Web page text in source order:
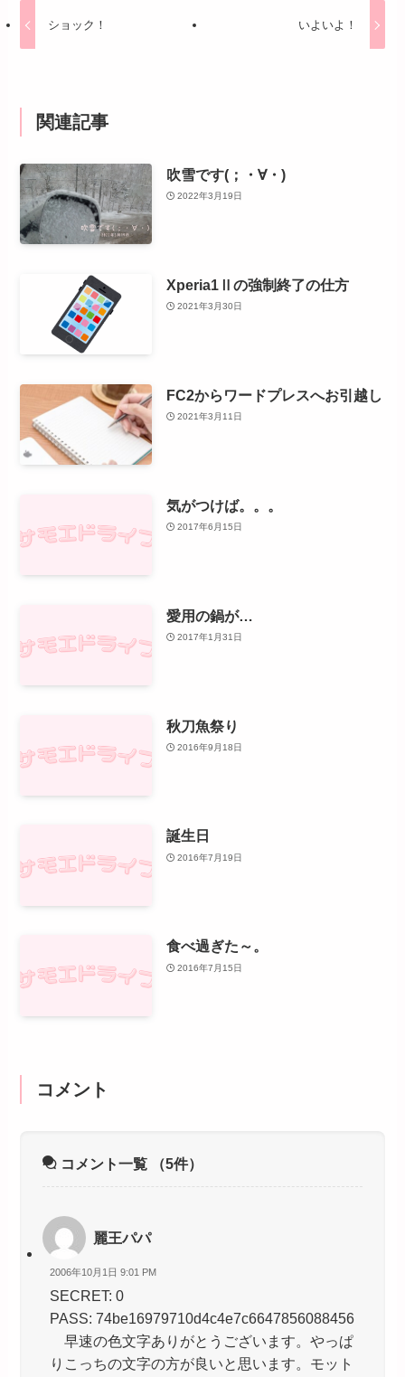
ショック！ いよいよ！
関連記事
吹雪です(；・∀・)
2022年3月19日
Xperia1Ⅱの強制終了の仕方
2021年3月30日
FC2からワードプレスへお引越し
2021年3月11日
気がつけば。。。
2017年6月15日
愛用の鍋が…
2017年1月31日
秋刀魚祭り
2016年9月18日
誕生日
2016年7月19日
食べ過ぎた～。
2016年7月15日
コメント
コメント一覧 （5件）
麗王パパ
2006年10月1日 9:01 PM
SECRET: 0
PASS: 74be16979710d4c4e7c6647856088456
早速の色文字ありがとうございます。やっぱ
りこっちの文字の方が良いと思います。モット